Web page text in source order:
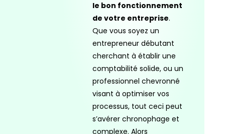
le bon fonctionnement
de votre entreprise.
Que vous soyez un
entrepreneur débutant
cherchant à établir une
comptabilité solide, ou un
professionnel chevronné
visant à optimiser vos
processus, tout ceci peut
s’avérer chronophage et
complexe. Alors